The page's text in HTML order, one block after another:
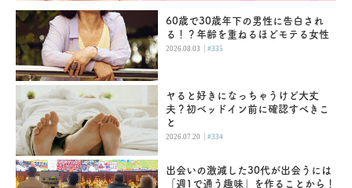
60歳で30歳年下の男性に告白され
る！？年齢を重ねるほどモテる女性
2026.08.03 |#335
ヤると好きになっちゃうけど大丈
夫？初ベッドイン前に確認すべきこ
と
2026.07.20 |#334
出会いの激減した30代が出会うには
「週1で通う趣味」を作ることから！